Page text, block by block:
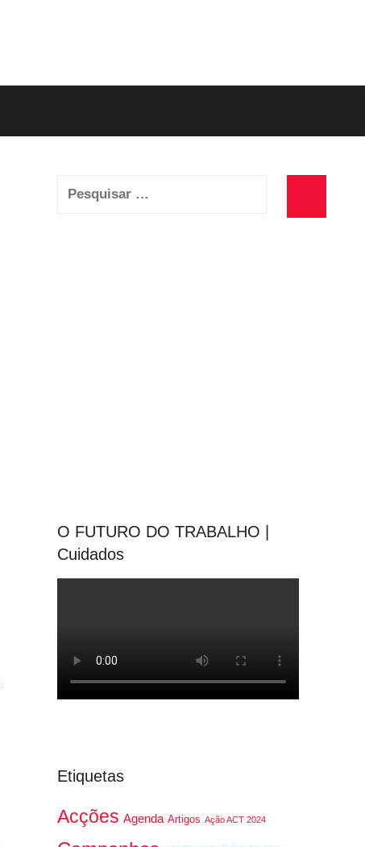
Pesquisar
O FUTURO DO TRABALHO |
Cuidados
Etiquetas
Acções Agenda Artigos Ação ACT 2024